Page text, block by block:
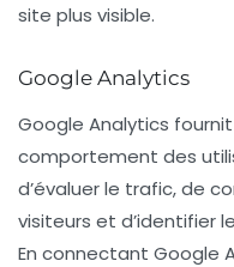
site plus visible.
Google Analytics
Google Analytics
comportement des
d’évaluer le trafic, de
visiteurs et d’identifier
En connectant Google